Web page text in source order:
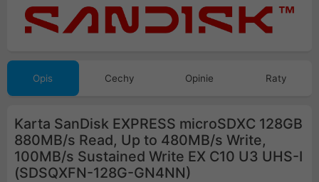
Opis Cechy Opinie Raty
Karta SanDisk EXPRESS microSDXC 128GB
880MB/s Read, Up to 480MB/s Write,
100MB/s Sustained Write EX C10 U3 UHS-I
(SDSQXFN-128G-GN4NN)